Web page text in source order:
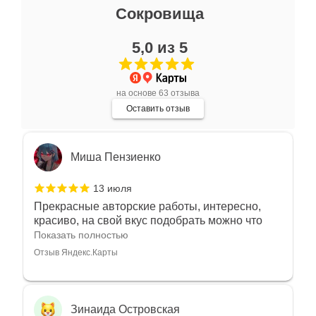
Сокровища
5,0 из 5
на основе 63 отзыва
Оставить отзыв
Очень большой выбор украшений! Каждое -
индивидуально и завораживает своей
красотой! Трудно не купить всё! Спасибо!
Отзыв Яндекс.Карты
Миша Пензиенко
13 июля
Прекрасные авторские работы, интересно,
красиво, на свой вкус подобрать можно что
угодно
Показать полностью
Отзыв Яндекс.Карты
Зинаида Островская